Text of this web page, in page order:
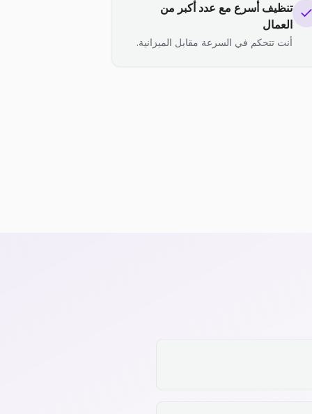
تنظيف أسرع مع عدد أكبر من
العمال
أنت تتحكم في السرعة مقابل الميزانية.